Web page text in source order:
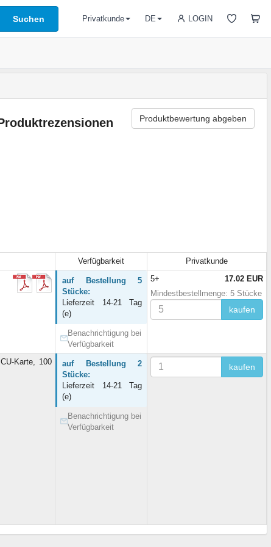
Suchen LOGIN
Privatkunde DE
Produktbewertung abgeben
Verfügbarkeit
Privatkunde
auf Bestellung 5
Stücke:
Lieferzeit 14-21 Tag
(e)
Benachrichtigung bei
Verfügbarkeit
5+
17.02 EUR
Mindestbestellmenge: 5 Stücke
kaufen
Karte, 100
auf Bestellung 2
Stücke:
Lieferzeit 14-21 Tag
(e)
Benachrichtigung bei
Verfügbarkeit
kaufen